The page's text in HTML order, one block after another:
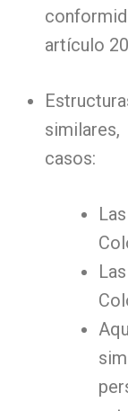
artículo
casos: